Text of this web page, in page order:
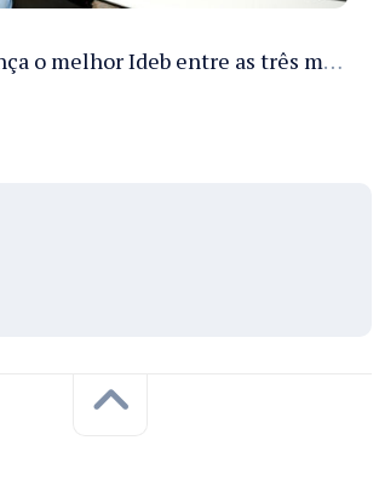
Manaus alcança o melhor Ideb entre as três maiores redes municipais do país em 2025 com avanço na aprendizagem